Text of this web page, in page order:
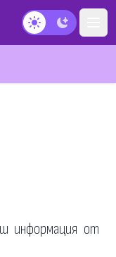
Тъмен режим
информация от